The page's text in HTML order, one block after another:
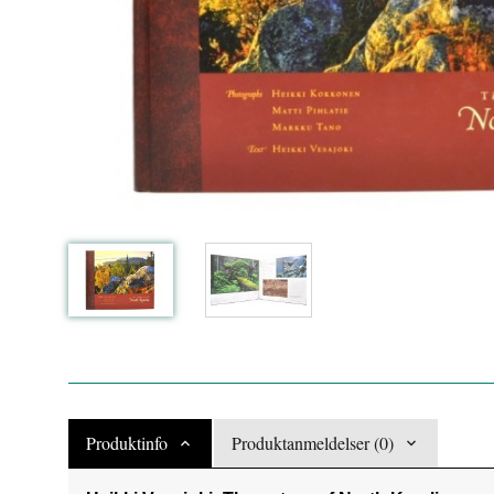
Produktinfo Produktanmeldelser (0)